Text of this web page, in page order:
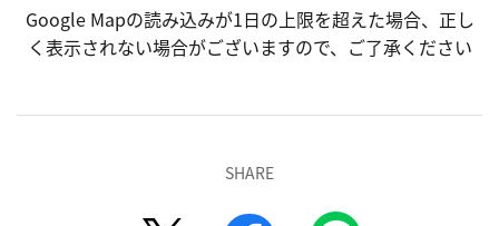
Google Mapの読み込みが1日の上限を超えた場合、正し
く表示されない場合がございますので、ご了承ください
SHARE